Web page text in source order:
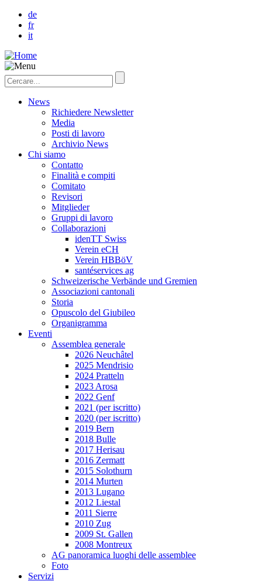
de
fr
it
News
Richiedere Newsletter
Media
Posti di lavoro
Archivio News
Chi siamo
Contatto
Finalità e compiti
Comitato
Revisori
Mitglieder
Gruppi di lavoro
Collaborazioni
idenTT Swiss
Verein eCH
Verein HBBöV
santéservices ag
Schweizerische Verbände und Gremien
Associazioni cantonali
Storia
Opuscolo del Giubileo
Organigramma
Eventi
Assemblea generale
2026 Neuchâtel
2025 Mendrisio
2024 Pratteln
2023 Arosa
2022 Genf
2021 (per iscritto)
2020 (per iscritto)
2019 Bern
2018 Bulle
2017 Herisau
2016 Zermatt
2015 Solothurn
2014 Murten
2013 Lugano
2012 Liestal
2011 Sierre
2010 Zug
2009 St. Gallen
2008 Montreux
AG panoramica luoghi delle assemblee
Foto
Servizi